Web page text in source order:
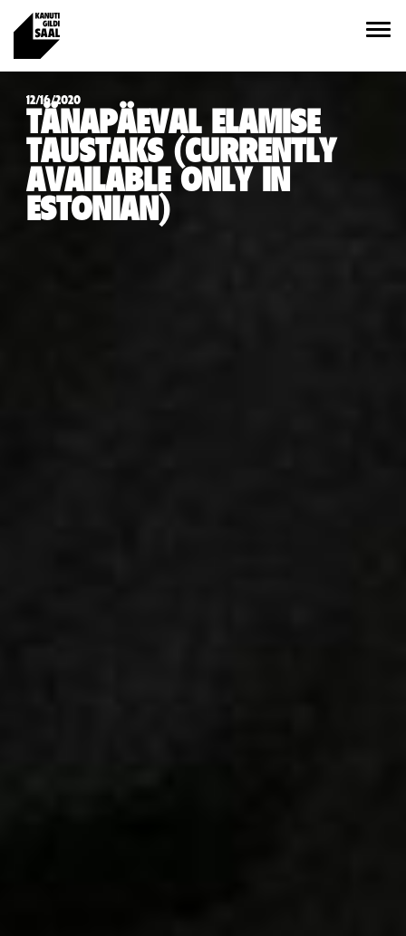
12/16/2020
TÄNAPÄEVAL ELAMISE
TAUSTAKS (CURRENTLY
AVAILABLE ONLY IN
ESTONIAN)